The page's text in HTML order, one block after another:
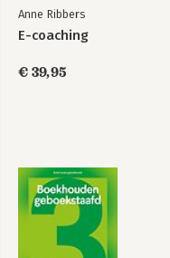
Anne Ribbers
E-coaching
€ 39,95